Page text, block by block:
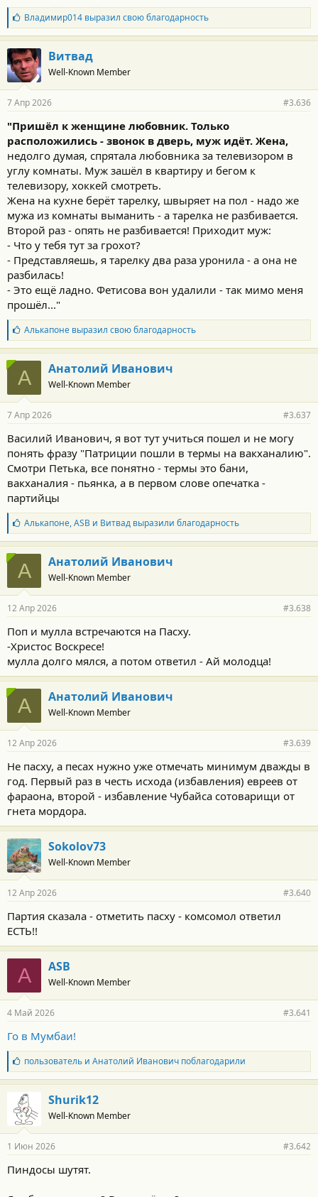
Б
л
а
г
о
д
а
н
с
т
и
:
Владимир014выразил свою благодарность
Витвад
Well-Known Member
7 Апр 2026 #3.636
"Пришёл к женщине любовник. Только
расположились - звонок в дверь, муж идёт. Жена,
недолго думая, спрятала любовника за телевизором в
углу комнаты. Муж зашёл в квартиру и бегом к
телевизору, хоккей смотреть.
Жена на кухне берёт тарелку, швыряет на пол - надо же
мужа из комнаты выманить - а тарелка не разбивается.
Второй раз - опять не разбивается! Приходит муж:
- Что у тебя тут за грохот?
- Представляешь, я тарелку два раза уронила - а она не
разбилась!
- Это ещё ладно. Фетисова вон удалили - так мимо меня
прошёл..."
Б
л
а
г
о
а
н
с
т
и
Алькапоневыразил свою благодарность
А Анатолий Иванович
Well-Known Member
7 Апр 2026 #3.637
Василий Иванович, я вот тут учиться пошел и не могу
понять фразу "Патриции пошли в термы на вакханалию".
Смотри Петька, все понятно - термы это бани,
вакханалия - пьянка, а в первом слове опечатка -
партийцы
Б
л
а
г
о
а
н
с
т
и
Алькапоне,ASBи Витвадвыразили благодарность
А Анатолий Иванович
Well-Known Member
12 Апр 2026 #3.638
Поп и мулла встречаются на Пасху.
-Христос Воскресе!
мулла долго мялся, а потом ответил - Ай молодца!
А Анатолий Иванович
Well-Known Member
12 Апр 2026 #3.639
Не пасху, а песах нужно уже отмечать минимум дважды в
год. Первый раз в честь исхода (избавления) евреев от
фараона, второй - избавление Чубайса сотоварищи от
гнета мордора.
Sokolov73
Well-Known Member
12 Апр 2026 #3.640
Партия сказала - отметить пасху - комсомол ответил
ЕСТЬ!!
A ASB
Well-Known Member
4 Май 2026 #3.641
Го в Мумбаи!⁠
Б
л
а
г
о
д
а
н
с
пользовательи Анатолий Ивановичпоблагодарили
Shurik12
Well-Known Member
1 Июн 2026 #3.642
Пиндосы шутят.